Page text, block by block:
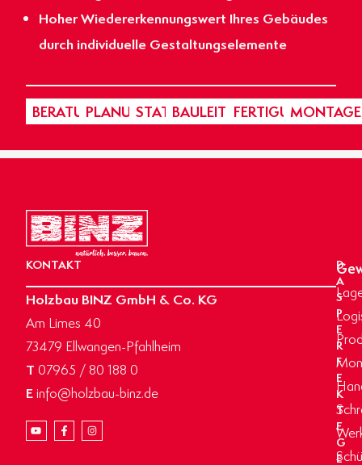
Hoher Wiedererkennungswert Ihres Gebäudes
durch individuelle Gestaltungselemente
BERATUNGPLANUNGSTATIKBAULEITUNGFERTIGUNGMONTAGE
KONTAKT
Holzbau BINZ GmbH & Co. KG
Am Limes 40
73479 Ellwangen-Pfahlheim
T 07965 / 80 188 0
Einfo@holzbau-binz.de
D
A
S
P
E
R
F
E
K
T
E
G
E